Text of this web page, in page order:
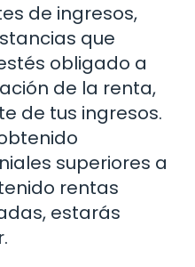
de ingresos,
que
obligado a
de la renta,
de tus ingresos.
superiores a
rentas
estarás